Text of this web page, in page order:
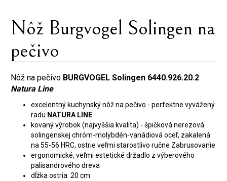
Nôž Burgvogel Solingen na
pečivo
Nôž na pečivo BURGVOGEL Solingen 6440.926.20.2
Natura Line
excelentný kuchynský nôž na pečivo - perfektne vyvážený
radu NATURA LINE
kovaný výrobok (najvyššia kvalita) - špičková nerezová
solingenskej chróm-molybdén-vanádiová oceľ, zakalená
na 55-56 HRC, ostrie veľmi starostlivo ručne Zabrusovanie
ergonomické, veľmi estetické držadlo z výberového
palisandrového dreva
dĺžka ostria: 20 cm